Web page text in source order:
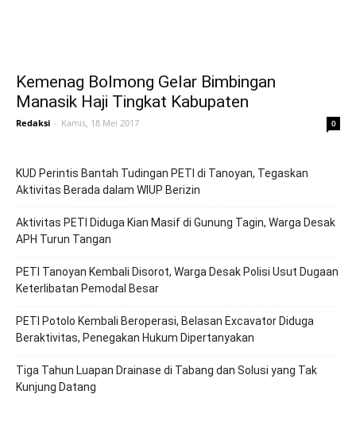
Kemenag Bolmong Gelar Bimbingan
Manasik Haji Tingkat Kabupaten
Redaksi - Kamis, 18 Mei 2017 0
KUD Perintis Bantah Tudingan PETI di Tanoyan, Tegaskan
Aktivitas Berada dalam WIUP Berizin
Aktivitas PETI Diduga Kian Masif di Gunung Tagin, Warga Desak
APH Turun Tangan
PETI Tanoyan Kembali Disorot, Warga Desak Polisi Usut Dugaan
Keterlibatan Pemodal Besar
PETI Potolo Kembali Beroperasi, Belasan Excavator Diduga
Beraktivitas, Penegakan Hukum Dipertanyakan
Tiga Tahun Luapan Drainase di Tabang dan Solusi yang Tak
Kunjung Datang